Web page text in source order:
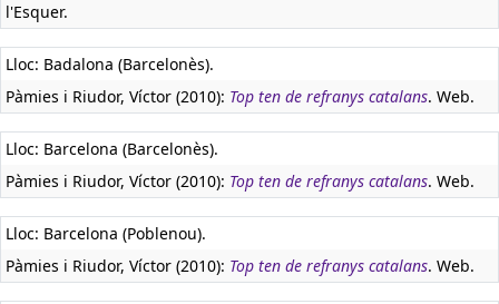
l'Esquer.
Lloc: Badalona (Barcelonès).
Pàmies i Riudor, Víctor (2010): Top ten de refranys catalans. Web.
Lloc: Barcelona (Barcelonès).
Pàmies i Riudor, Víctor (2010): Top ten de refranys catalans. Web.
Lloc: Barcelona (Poblenou).
Pàmies i Riudor, Víctor (2010): Top ten de refranys catalans. Web.